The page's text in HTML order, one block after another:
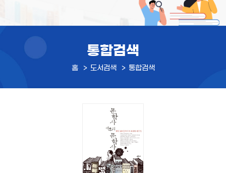
통합검색
홈 도서검색 통합검색